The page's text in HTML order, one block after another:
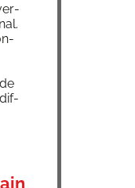
dif­